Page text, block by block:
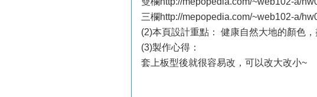
三欄http://mepopedia.com/~web102-a/
(2)本頁設計重點： 健康自然大地的顏色
(3)製作心得：
套上板型後就很容易改，可以改大改小~